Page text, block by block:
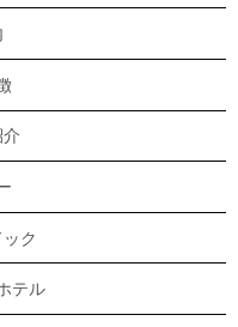
ク
テル